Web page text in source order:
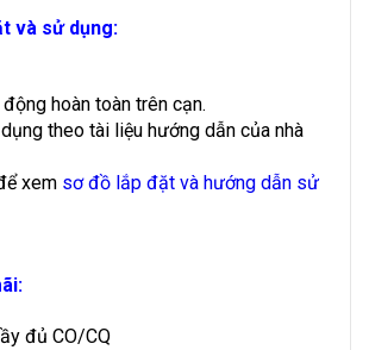
và sử dụng:
hoàn toàn trên cạn.
theo tài liệu hướng dẫn của nhà
xem sơ đồ lắp đặt và hướng dẫn sử
đủ CO/CQ